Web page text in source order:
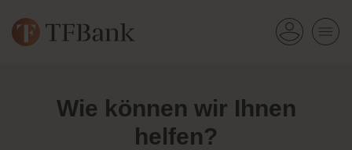
Wie können wir Ihnen
helfen?